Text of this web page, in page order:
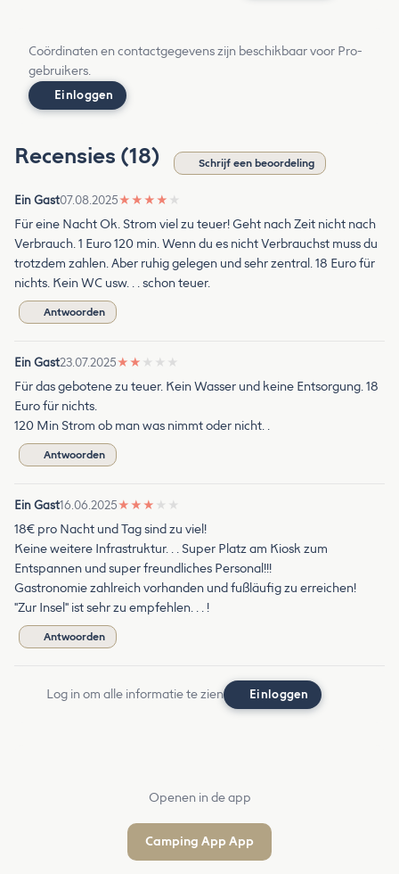
Coördinaten en contactgegevens zijn beschikbaar voor Pro-
gebruikers.
Einloggen
Recensies (18) Schrijf een beoordeling
Ein Gast07.08.2025★ ★ ★ ★ ★
Für eine Nacht Ok. Strom viel zu teuer! Geht nach Zeit nicht nach
Verbrauch. 1 Euro 120 min. Wenn du es nicht Verbrauchst muss du
trotzdem zahlen. Aber ruhig gelegen und sehr zentral. 18 Euro für
nichts. Kein WC usw. . . schon teuer.
Antwoorden
Ein Gast23.07.2025★ ★ ★ ★ ★
Für das gebotene zu teuer. Kein Wasser und keine Entsorgung. 18
Euro für nichts.
120 Min Strom ob man was nimmt oder nicht. .
Antwoorden
Ein Gast16.06.2025★ ★ ★ ★ ★
18€ pro Nacht und Tag sind zu viel!
Keine weitere Infrastruktur. . . Super Platz am Kiosk zum
Entspannen und super freundliches Personal!!!
Gastronomie zahlreich vorhanden und fußläufig zu erreichen!
"Zur Insel" ist sehr zu empfehlen. . . !
Antwoorden
Log in om alle informatie te zien Einloggen
Openen in de app
Camping App App